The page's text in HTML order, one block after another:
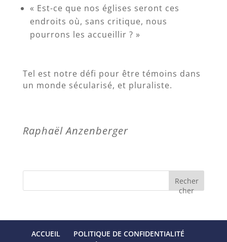
« Est-ce que nos églises seront ces
endroits où, sans critique, nous
pourrons les accueillir ? »
Tel est notre défi pour être témoins dans
un monde sécularisé, et pluraliste.
Raphaël Anzenberger
Recher
cher
ACCUEIL
POLITIQUE DE CONFIDENTIALITÉ